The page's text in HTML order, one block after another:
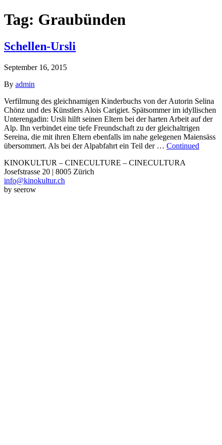
Tag: Graubünden
Schellen-Ursli
September 16, 2015
By admin
Verfilmung des gleichnamigen Kinderbuchs von der Autorin Selina
Chönz und des Künstlers Alois Carigiet. Spätsommer im idyllischen
Unterengadin: Ursli hilft seinen Eltern bei der harten Arbeit auf der
Alp. Ihn verbindet eine tiefe Freundschaft zu der gleichaltrigen
Sereina, die mit ihren Eltern ebenfalls im nahe gelegenen Maiensäss
übersommert. Als bei der Alpabfahrt ein Teil der … Continued
KINOKULTUR – CINECULTURE – CINECULTURA
Josefstrasse 20 | 8005 Zürich
info@kinokultur.ch
by seerow